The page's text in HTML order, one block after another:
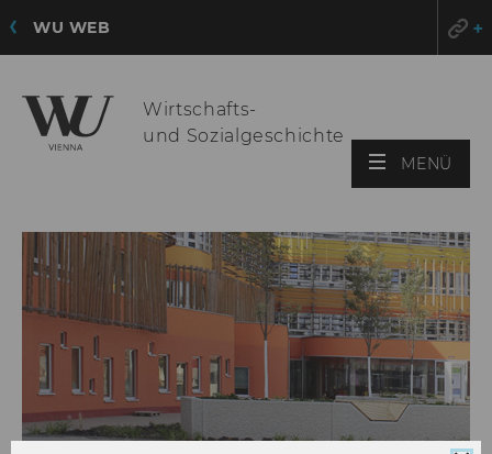
WU WEB
Wirtschafts-
und Sozialgeschichte
MENÜ